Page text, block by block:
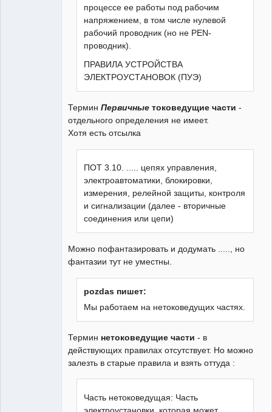
процессе ее работы под рабочим
напряжением, в том числе нулевой
рабочий проводник (но не PEN-
проводник).
ПРАВИЛА УСТРОЙСТВА
ЭЛЕКТРОУСТАНОВОК (ПУЭ)
Термин Первичные токоведущие части -
отдельного определения не имеет.
Хотя есть отсылка
ПОТ 3.10. ..... цепях управления,
электроавтоматики, блокировки,
измерения, релейной защиты, контроля
и сигнализации (далее - вторичные
соединения или цепи)
Можно пофантазировать и додумать ....., но
фантазии тут не уместны.
pozdas пишет:
Мы работаем на нетоковедущих частях.
Термин нетоковедущие части - в
действующих правилах отсутствует. Но можно
залезть в старые правила и взять оттуда :
Часть нетоковедущая: Часть